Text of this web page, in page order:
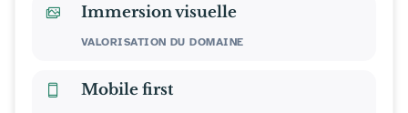
Immersion visuelle
VALORISATION DU DOMAINE
Mobile first